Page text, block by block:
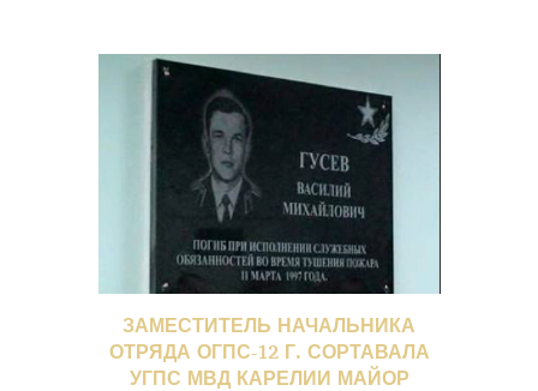
ЗАМЕСТИТЕЛЬ НАЧАЛЬНИКА
ОТРЯДА ОГПС-12 Г. СОРТАВАЛА
УГПС МВД КАРЕЛИИ МАЙОР